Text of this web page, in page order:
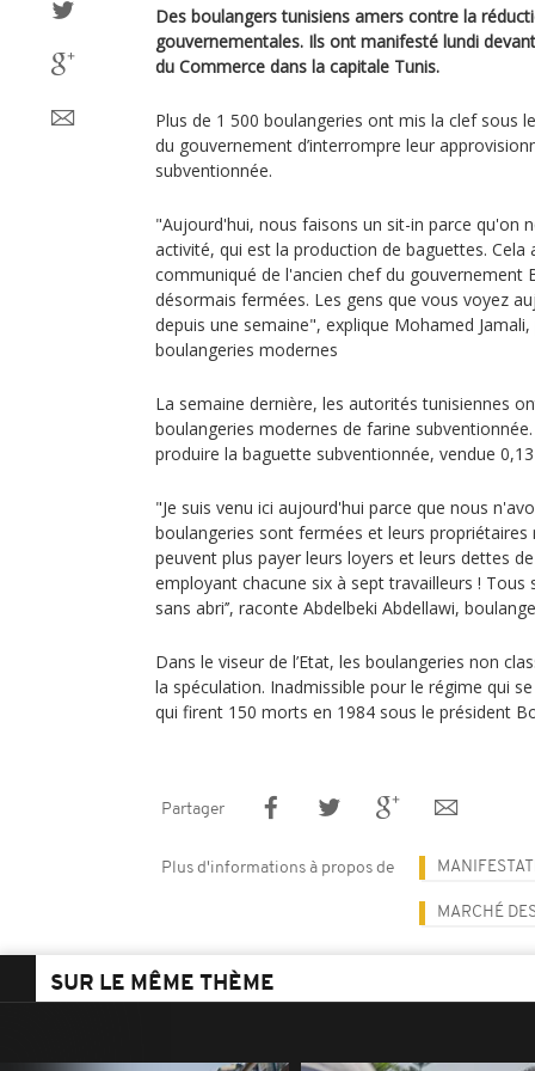
Des boulangers tunisiens amers contre la
gouvernementales. Ils ont manifesté lundi
du Commerce dans la capitale Tunis.
Plus de 1 500 boulangeries ont mis la clef sous
du gouvernement d’interrompre leur
subventionnée.
"Aujourd'hui, nous faisons un sit-in parce qu'on
activité, qui est la production de baguettes. Cela
communiqué de l'ancien chef du gouvernement
désormais fermées. Les gens que vous voyez
depuis une semaine", explique Mohamed
boulangeries modernes
La semaine dernière, les autorités tunisiennes
boulangeries modernes de farine
produire la baguette subventionnée, vendue 0,13
"Je suis venu ici aujourd'hui parce que nous
boulangeries sont fermées et leurs propriétaires
peuvent plus payer leurs loyers et leurs dettes
employant chacune six à sept travailleurs !
sans abri’’, raconte Abdelbeki Abdellawi,
Dans le viseur de l’Etat, les boulangeries non
la spéculation. Inadmissible pour le régime qui
qui firent 150 morts en 1984 sous le président
Partager
Plus d'informations à propos de
MARCHÉ
SUR LE MÊME THÈME